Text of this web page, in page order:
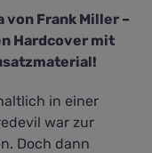
von Frank Miller –
Hardcover mit
in einer
war zur
Doch dann